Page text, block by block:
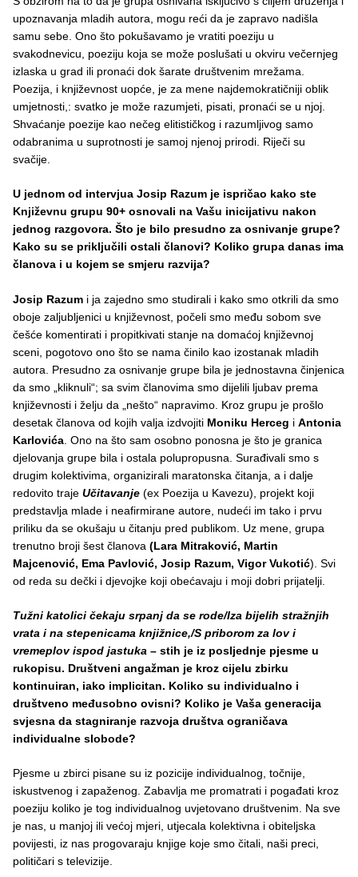
upoznavanja mladih autora, mogu reći da je zapravo nadišla
samu sebe. Ono što pokušavamo je vratiti poeziju u
svakodnevicu, poeziju koja se može poslušati u okviru večernjeg
izlaska u grad ili pronaći dok šarate društvenim mrežama.
Poezija, i književnost uopće, je za mene najdemokratičniji oblik
umjetnosti,: svatko je može razumjeti, pisati, pronaći se u njoj.
Shvaćanje poezije kao nečeg elitističkog i razumljivog samo
odabranima u suprotnosti je samoj njenoj prirodi. Riječi su
svačije.
U jednom od intervjua Josip Razum je ispričao kako ste
Književnu grupu 90+ osnovali na Vašu inicijativu nakon
jednog razgovora. Što je bilo presudno za osnivanje grupe?
Kako su se priključili ostali članovi? Koliko grupa danas ima
članova i u kojem se smjeru razvija?
Josip Razum i ja zajedno smo studirali i kako smo otkrili da smo
oboje zaljubljenici u književnost, počeli smo među sobom sve
češće komentirati i propitkivati stanje na domaćoj književnoj
sceni, pogotovo ono što se nama činilo kao izostanak mladih
autora. Presudno za osnivanje grupe bila je jednostavna činjenica
da smo „kliknuli“; sa svim članovima smo dijelili ljubav prema
književnosti i želju da „nešto“ napravimo. Kroz grupu je prošlo
desetak članova od kojih valja izdvojiti Moniku Herceg i Antonia
Karlovića . Ono na što sam osobno ponosna je što je granica
djelovanja grupe bila i ostala polupropusna. Surađivali smo s
drugim kolektivima, organizirali maratonska čitanja, a i dalje
redovito traje Učitavanje (ex Poezija u Kavezu), projekt koji
predstavlja mlade i neafirmirane autore, nudeći im tako i prvu
priliku da se okušaju u čitanju pred publikom. Uz mene, grupa
trenutno broji šest članova (Lara Mitraković, Martin
Majcenović, Ema Pavlović, Josip Razum, Vigor Vukotić). Svi
od reda su dečki i djevojke koji obećavaju i moji dobri prijatelji.
Tužni katolici čekaju srpanj da se rode/Iza bijelih stražnjih
vrata i na stepenicama knjižnice,/S priborom za lov i
vremeplov ispod jastuka – stih je iz posljednje pjesme u
rukopisu. Društveni angažman je kroz cijelu zbirku
kontinuiran, iako implicitan. Koliko su individualno i
društveno međusobno ovisni? Koliko je Vaša generacija
svjesna da stagniranje razvoja društva ograničava
individualne slobode?
Pjesme u zbirci pisane su iz pozicije individualnog, točnije,
iskustvenog i zapaženog. Zabavlja me promatrati i pogađati kroz
poeziju koliko je tog individualnog uvjetovano društvenim. Na sve
je nas, u manjoj ili većoj mjeri, utjecala kolektivna i obiteljska
povijesti, iz nas progovaraju knjige koje smo čitali, naši preci,
političari s televizije.